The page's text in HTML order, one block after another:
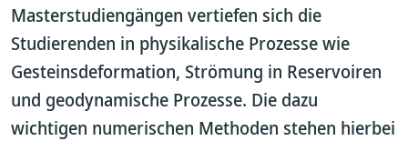
Masterstudiengängen vertiefen sich die
Studierenden in physikalische Prozesse wie
Gesteinsdeformation, Strömung in Reservoiren
und geodynamische Prozesse. Die dazu
wichtigen numerischen Methoden stehen hierbei